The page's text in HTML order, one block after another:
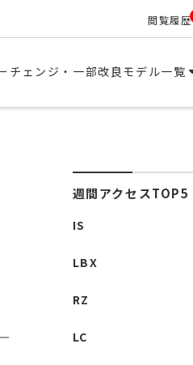
閲覧履歴
チェンジ・一部改良モデル一覧
週間アクセスTOP5
IS
LBX
RZ
LC